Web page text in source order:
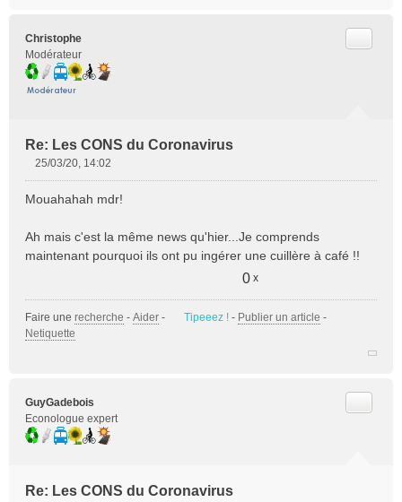
Christophe
Modérateur
Re: Les CONS du Coronavirus
s
a
g
o
n
l
25/03/20, 14:02
Mouahahah mdr!
Ah mais c'est la même news qu'hier...Je comprends
maintenant pourquoi ils ont pu ingérer une cuillère à café !!
0 x
Faire une recherche - Aider - Tipeeez ! - Publier un article -
Netiquette
GuyGadebois
Econologue expert
Re: Les CONS du Coronavirus